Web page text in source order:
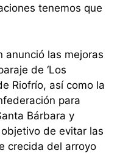
tenemos que
anunció las mejoras
de ‘Los
Riofrío, así como la
para
Bárbara y
de evitar las
crecida del arroyo